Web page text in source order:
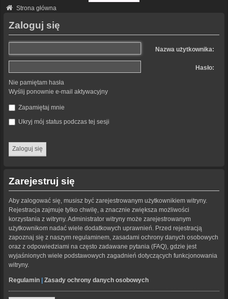
Strona główna
Zaloguj się
Nazwa użytkownika:
Hasło:
Nie pamiętam hasła
Wyślij ponownie e-mail aktywacyjny
Zapamiętaj mnie
Ukryj mój status podczas tej sesji
Zarejestruj się
Aby zalogować się, musisz być zarejestrowanym użytkownikiem witryny.
Rejestracja zajmuje tylko chwilę, a znacznie zwiększa możliwości
korzystania z witryny. Administrator witryny może zarejestrowanym
użytkownikom nadać wiele dodatkowych uprawnień. Przed rejestracją
zapoznaj się z naszym regulaminem, zasadami ochrony danych osobowych
oraz z odpowiedziami na często zadawane pytania (FAQ), gdzie jest
wyjaśnionych wiele podstawowych zagadnień dotyczących funkcjonowania
witryny.
Regulamin Zasady ochrony danych osobowych